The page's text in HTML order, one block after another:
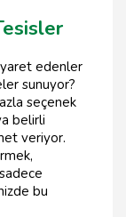
edenler
sunuyor?
seçenek
belirli
veriyor.
bu